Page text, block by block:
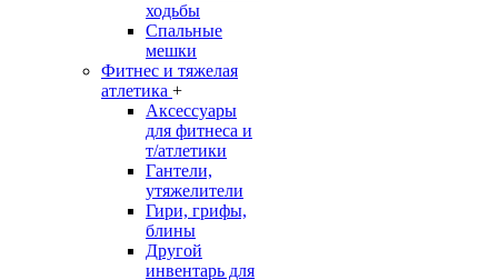
ходьбы
Спальные
мешки
Фитнес и тяжелая
атлетика +
Аксессуары
для фитнеса и
т/атлетики
Гантели,
утяжелители
Гири, грифы,
блины
Другой
инвентарь для